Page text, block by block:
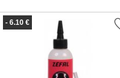
- 6.10 €